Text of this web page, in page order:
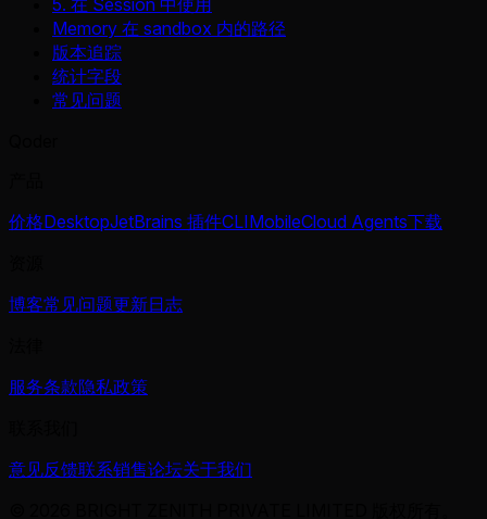
Memory 在 sandbox 内的路径
版本追踪
统计字段
常见问题
价格DesktopJetBrains 插件CLIMobileCloud Agents下载
博客常见问题更新日志
服务条款隐私政策
意见反馈联系销售论坛关于我们